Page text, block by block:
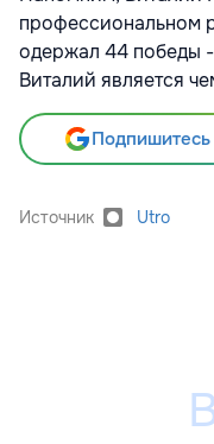
профессиональном
одержал 44 победы
Виталий является
Подпишитесь
Источник Utro